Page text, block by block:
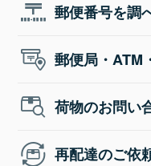
郵便番号を調
郵便局・ATM
荷物のお問い
再配達のご依